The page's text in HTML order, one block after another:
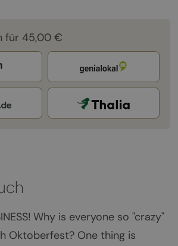
für 45,00 €
Why is everyone so "crazy"
Oktoberfest? One thing is